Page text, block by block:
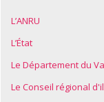
L’ANRU
L’État
Le Département du
Le Conseil régional